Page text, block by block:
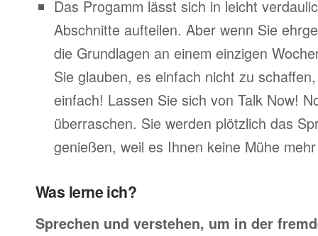
Das Progamm lässt sich in leicht
Abschnitte aufteilen. Aber wenn Sie
die Grundlagen an einem einzigen
Sie glauben, es einfach nicht zu
einfach! Lassen Sie sich von Talk Now!
überraschen. Sie werden plötzlich das
genießen, weil es Ihnen keine Mühe
Was lerne ich?
Sprechen und verstehen, um in der